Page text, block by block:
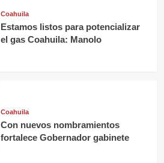
Coahuila
Estamos listos para potencializar
el gas Coahuila: Manolo
Coahuila
Con nuevos nombramientos
fortalece Gobernador gabinete